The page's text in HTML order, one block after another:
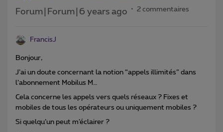
Forum|Forum|6 years ago 2 commentaires
FrancisJ
Bonjour,
J’ai un doute concernant la notion “appels illimités” dans
l’abonnement Mobilus M…
Cela concerne les appels vers quels réseaux ? Fixes et
mobiles de tous les opérateurs ou uniquement mobiles ?
Si quelqu’un peut m’éclairer ?